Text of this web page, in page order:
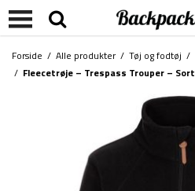
Forside / Alle produkter/ Tøj og fodtøj /
/ Fleecetrøje – Trespass Trouper – Sort